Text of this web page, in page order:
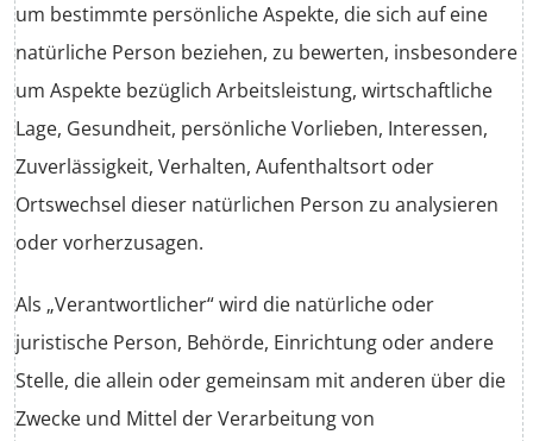
um bestimmte persönliche Aspekte, die sich auf eine
natürliche Person beziehen, zu bewerten, insbesondere
um Aspekte bezüglich Arbeitsleistung, wirtschaftliche
Lage, Gesundheit, persönliche Vorlieben, Interessen,
Zuverlässigkeit, Verhalten, Aufenthaltsort oder
Ortswechsel dieser natürlichen Person zu analysieren
oder vorherzusagen.
Als „Verantwortlicher“ wird die natürliche oder
juristische Person, Behörde, Einrichtung oder andere
Stelle, die allein oder gemeinsam mit anderen über die
Zwecke und Mittel der Verarbeitung von